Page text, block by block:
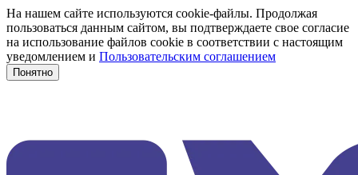
На нашем сайте используются cookie-файлы. Продолжая
пользоваться данным сайтом, вы подтверждаете свое согласие
на использование файлов cookie в соответствии с настоящим
уведомлением и Пользовательским соглашением
Понятно